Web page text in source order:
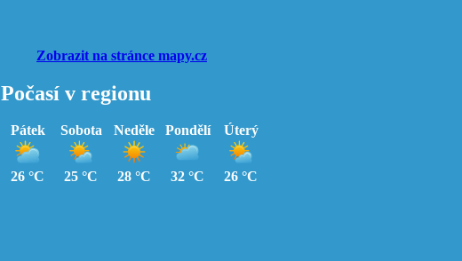
Zobrazit na stránce mapy.cz
Počasí v regionu
Pátek
26 °C
Sobota
25 °C
Neděle
28 °C
Pondělí
32 °C
Úterý
26 °C